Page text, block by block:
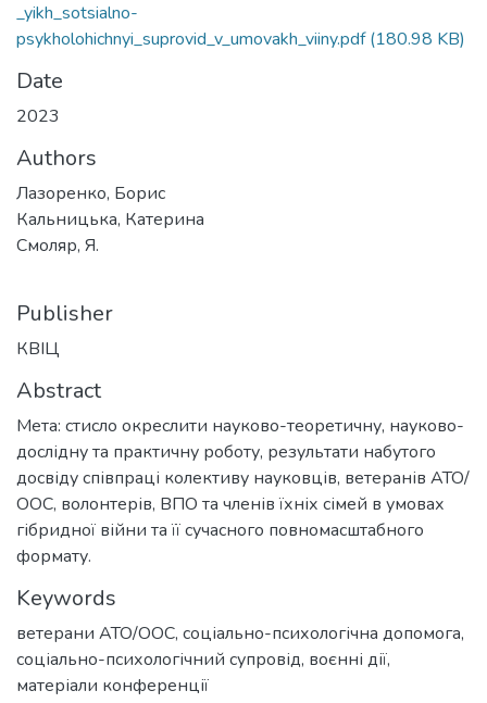
_yikh_sotsialno-
psykholohichnyi_suprovid_v_umovakh_viiny.pdf(180.98 KB)
Date
2023
Authors
Лазоренко, Борис
Кальницька, Катерина
Смоляр, Я.
Publisher
КВІЦ
Abstract
Мета: стисло окреслити науково-теоретичну, науково-
дослідну та практичну роботу, результати набутого
досвіду співпраці колективу науковців, ветеранів АТО/
ООС, волонтерів, ВПО та членів їхніх сімей в умовах
гібридної війни та її сучасного повномасштабного
формату.
Keywords
ветерани АТО/ООС, соціально-психологічна допомога,
соціально-психологічний супровід, воєнні дії,
матеріали конференції